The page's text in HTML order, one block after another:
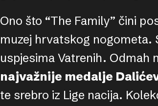
Ono što “The Family” čini
muzej hrvatskog nogometa.
uspjesima Vatrenih. Odmah
najvažnije medalje
te srebro iz Lige nacija.